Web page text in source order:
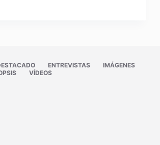
ENTREVISTAS
IMÁGENES
VÍDEOS